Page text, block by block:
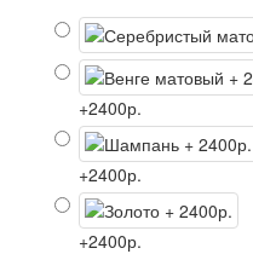
+2400р.
+2400р.
+2400р.